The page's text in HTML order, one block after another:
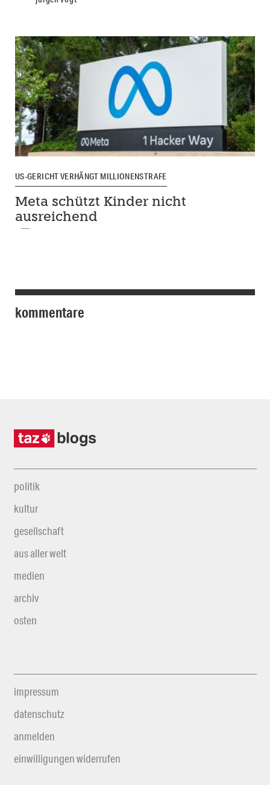
US-GERICHT VERHÄNGT MILLIONENSTRAFE
Meta schützt Kinder nicht
ausreichend
kommentare
politik
kultur
gesellschaft
aus aller welt
medien
archiv
osten
impressum
datenschutz
anmelden
einwilligungen widerrufen